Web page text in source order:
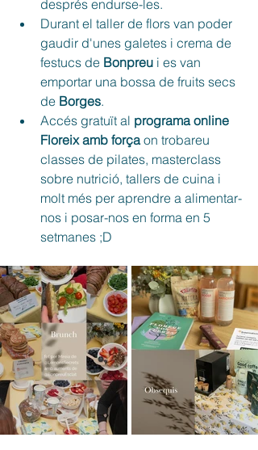
després endurse-les.
Durant el taller de flors van poder
gaudir d'unes galetes i crema de
festucs de Bonpreu i es van
emportar una bossa de fruits secs
de Borges.
Accés gratuït al programa online
Floreix amb força on trobareu
classes de pilates, masterclass
sobre nutrició, tallers de cuina i
molt més per aprendre a alimentar-
nos i posar-nos en forma en 5
setmanes ;D